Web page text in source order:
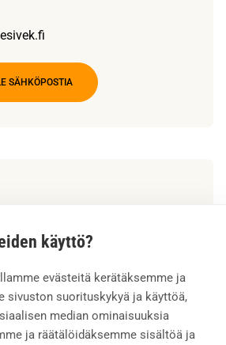
käyttö?
evästeitä kerätäksemme ja
sivuston suorituskykyä ja käyttöä,
median ominaisuuksia
ja räätälöidäksemme sisältöä ja
SÄHKÖPOSTIA